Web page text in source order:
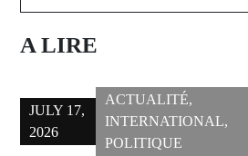
A LIRE
JULY 17,
2026
ACTUALITÉ,
INTERNATIONAL,
POLITIQUE